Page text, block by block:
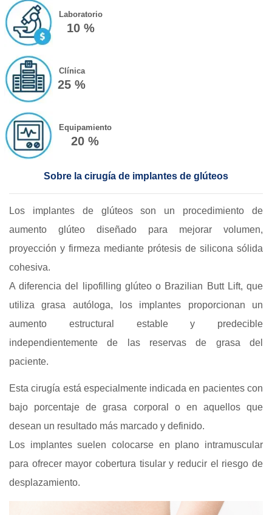
Laboratorio
10 %
Clínica
25 %
Equipamiento
20 %
Sobre la cirugía de implantes de glúteos
Los implantes de glúteos son un procedimiento de
aumento glúteo diseñado para mejorar volumen,
proyección y firmeza mediante prótesis de silicona sólida
cohesiva.
A diferencia del lipofilling glúteo o Brazilian Butt Lift, que
utiliza grasa autóloga, los implantes proporcionan un
aumento estructural estable y predecible
independientemente de las reservas de grasa del
paciente.
Esta cirugía está especialmente indicada en pacientes con
bajo porcentaje de grasa corporal o en aquellos que
desean un resultado más marcado y definido.
Los implantes suelen colocarse en plano intramuscular
para ofrecer mayor cobertura tisular y reducir el riesgo de
desplazamiento.